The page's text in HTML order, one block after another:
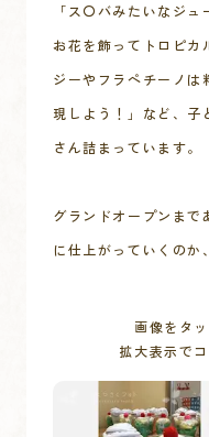
「ス〇バみたいなジ
お花を飾ってトロピカ
ジーやフラペチーノは
現しよう！」など、子
さん詰まっています。
グランドオープンまで
に仕上がっていくのか
画像をタ
拡大表示で